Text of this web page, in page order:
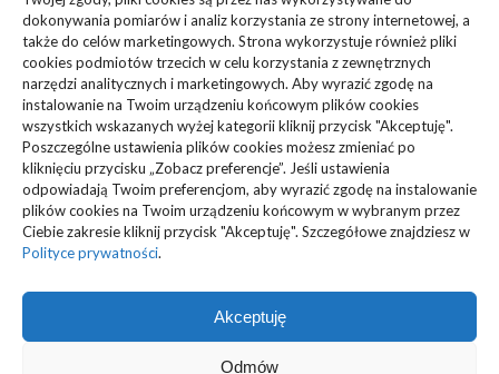
dokonywania pomiarów i analiz korzystania ze strony internetowej, a
także do celów marketingowych. Strona wykorzystuje również pliki
cookies podmiotów trzecich w celu korzystania z zewnętrznych
narzędzi analitycznych i marketingowych. Aby wyrazić zgodę na
instalowanie na Twoim urządzeniu końcowym plików cookies
wszystkich wskazanych wyżej kategorii kliknij przycisk "Akceptuję".
Poszczególne ustawienia plików cookies możesz zmieniać po
kliknięciu przycisku „Zobacz preferencje”. Jeśli ustawienia
odpowiadają Twoim preferencjom, aby wyrazić zgodę na instalowanie
plików cookies na Twoim urządzeniu końcowym w wybranym przez
Ciebie zakresie kliknij przycisk "Akceptuję". Szczegółowe znajdziesz w
Polityce prywatności.
Akceptuję
Odmów
Edukacja, Rozrywka (36)
Sport, Turystyka
Budownictwo, Przemysł
Technologie (23)
Usługi (73)